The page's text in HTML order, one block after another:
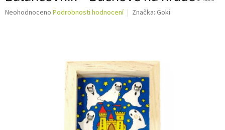
Průměrné
Neohodnoceno Podrobnosti hodnocení Značka: Goki